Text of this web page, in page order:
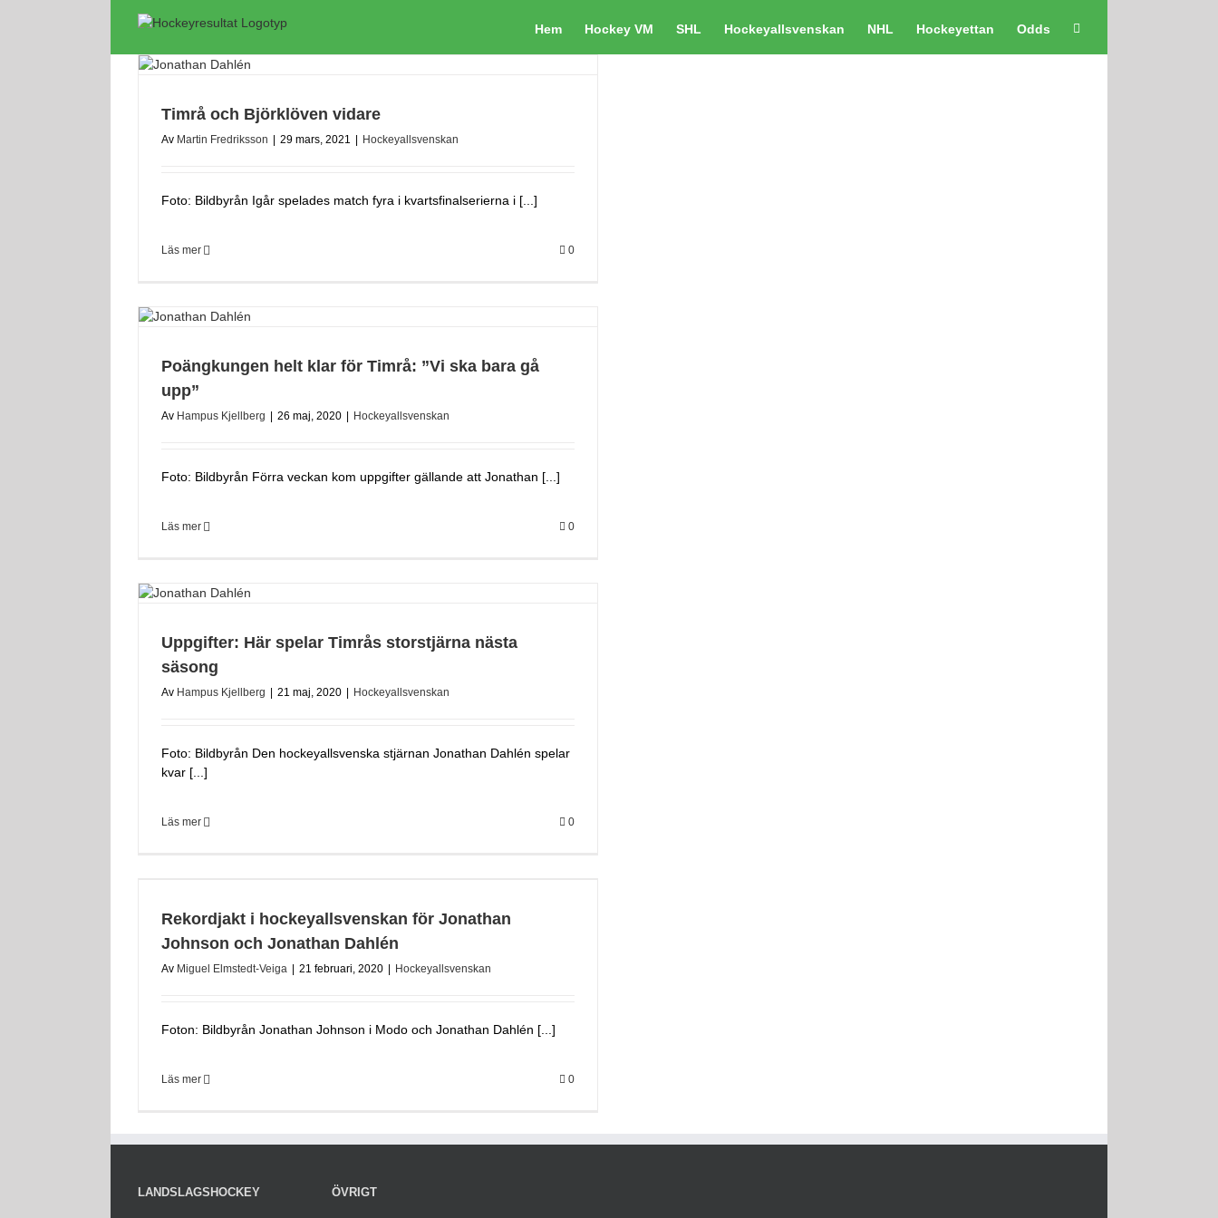
Hem Hockey VM SHL Hockeyallsvenskan NHL Hockeyettan Odds
Timrå och Björklöven vidare
Av Martin Fredriksson 29 mars, 2021 Hockeyallsvenskan
Foto: Bildbyrån Igår spelades match fyra i kvartsfinalserierna i [...]
Läs mer 0
Poängkungen helt klar för Timrå: ”Vi ska bara gå
upp”
Av Hampus Kjellberg 26 maj, 2020 Hockeyallsvenskan
Foto: Bildbyrån Förra veckan kom uppgifter gällande att Jonathan [...]
Läs mer 0
Uppgifter: Här spelar Timrås storstjärna nästa
säsong
Av Hampus Kjellberg 21 maj, 2020 Hockeyallsvenskan
Foto: Bildbyrån Den hockeyallsvenska stjärnan Jonathan Dahlén spelar
kvar [...]
Läs mer 0
Rekordjakt i hockeyallsvenskan för Jonathan
Johnson och Jonathan Dahlén
Av Miguel Elmstedt-Veiga 21 februari, 2020 Hockeyallsvenskan
Foton: Bildbyrån Jonathan Johnson i Modo och Jonathan Dahlén [...]
Läs mer 0
LANDSLAGSHOCKEY ÖVRIGT